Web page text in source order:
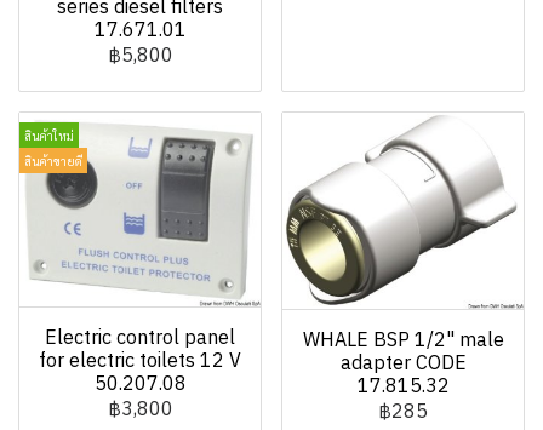
series diesel filters
17.671.01
฿5,800
สินค้าใหม่
สินค้าขายดี
Electric control panel
for electric toilets 12 V
50.207.08
฿3,800
WHALE BSP 1/2" male
adapter CODE
17.815.32
฿285